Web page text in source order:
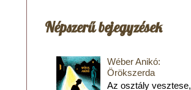
Népszerű bejegyzések
Wéber Anikó:
Örökszerda
Az osztály vesztese,